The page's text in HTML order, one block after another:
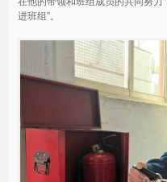
进班组”。